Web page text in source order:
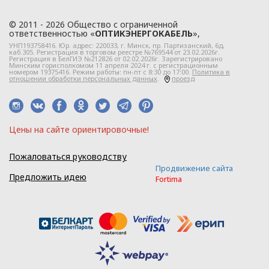
© 2011 - 2026 Общество с ограниченной
ответственностью «ОПТИКЭНЕРГОКАБЕЛЬ»,
УНП193758416. Юр. адрес: 220033, г. Минск, пр. Партизанский, 6д,
каб.305. Регистрация в торговом реестре №769544 от 23.02.2026г.
Регистрация в БелГИЭ №212826 от 02.02.2026г. Зарегистрировано
Минским горисполкомом 11 апреля 2024 г. с регистрационным
номером 19375416. Режим работы: пн-пт с 8:30 до 17:00.Политика в
отношении обработки персональных данных. проезд
Цeны нa caйтe opиeнтиpoвoчные!
Пожаловаться руководству
Предложить идею
Продвижение сайта
Fortima
Глава 2
Правовое
регулирование
отношений
в сфере
персональных
данных
2.1. Политика ООО
«ОПТИКЭНЕРГОКАБЕЛЬ» в
отношении
обработки персональных